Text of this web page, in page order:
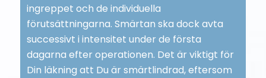
ingreppet och de individuella
förutsättningarna. Smärtan ska dock avta
successivt i intensitet under de första
dagarna efter operationen. Det är viktigt för
Din läkning att Du är smärtlindrad, eftersom